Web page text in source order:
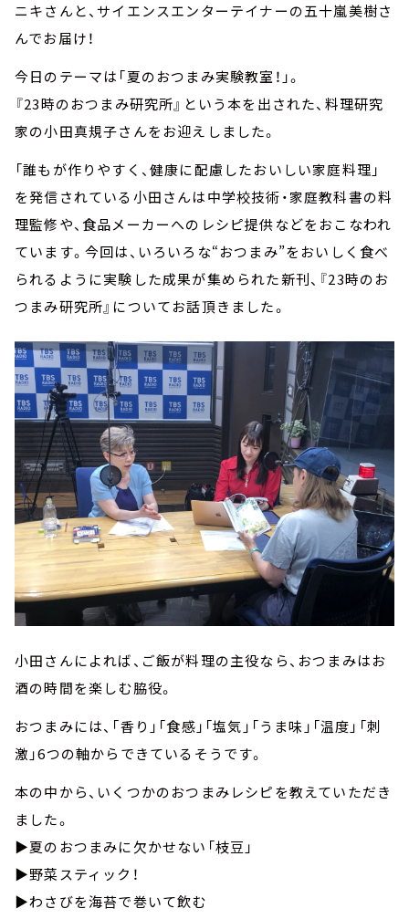
ニキさんと、サイエンスエンターテイナーの五十嵐美樹さ
んでお届け！
今日のテーマは「夏のおつまみ実験教室！」。
『23時のおつまみ研究所』という本を出された、料理研究
家の小田真規子さんをお迎えしました。
「誰もが作りやすく、健康に配慮したおいしい家庭料理」
を発信されている小田さんは中学校技術・家庭教科書の料
理監修や、食品メーカーへのレシピ提供などをおこなわれ
ています。今回は、いろいろな“おつまみ”をおいしく食べ
られるように実験した成果が集められた新刊、『23時のお
つまみ研究所』についてお話頂きました。
小田さんによれば、ご飯が料理の主役なら、おつまみはお
酒の時間を楽しむ脇役。
おつまみには、「香り」「食感」「塩気」「うま味」「温度」「刺
激」6つの軸からできているそうです。
本の中から、いくつかのおつまみレシピを教えていただき
ました。
▶夏のおつまみに欠かせない「枝豆」
▶野菜スティック！
▶わさびを海苔で巻いて飲む